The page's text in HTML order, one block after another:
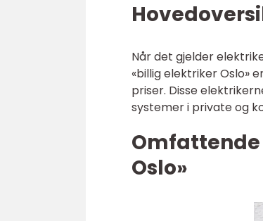
Når det gjelder
«billig elektriker Oslo»
priser. Disse
systemer i private og
Oslo»